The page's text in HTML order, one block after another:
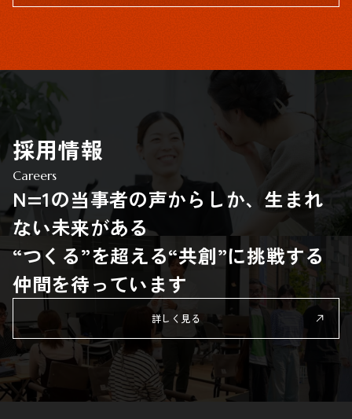
採用情報
Careers
N=1の当事者の声からしか、生まれ
ない未来がある
“つくる”を超える“共創”に挑戦する
仲間を待っています
詳しく見る